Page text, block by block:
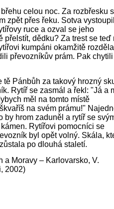
celou noc. Za rozbřesku
zpět přes řeku. Sotva
ruce a ozval se jeho
přelstít, dědku? Za trest se teď
kumpáni okamžitě
převozníkův prám. Pak chytili
tě Pánbůh za takový hrozný
Rytíř se zasmál a řekl: "Já a
měl na tomto místě
na svém prámu!"
by hrom zaduněl a rytíř se
Rytířovi pomocníci se
byl opět volný. Skála,
po dlouhá staletí.
a Moravy – Karlovarsko, V.
2002)